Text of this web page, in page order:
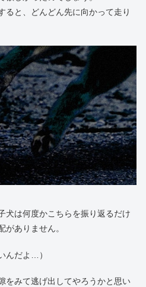
ると、どんどん先に向かって走り
犬は何度かこちらを振り返るだけ
がありません。
んだよ…）
をみて逃げ出してやろうかと思い